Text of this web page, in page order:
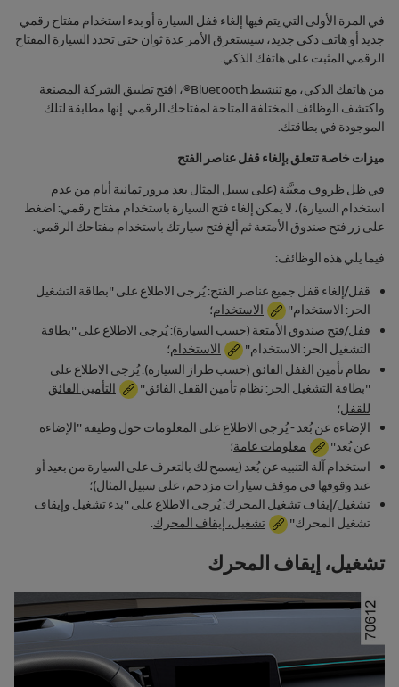
في المرة الأولى التي يتم فيها إلغاء قفل السيارة أو بدء استخدام مفتاح رقمي
جديد أو هاتف ذكي جديد، سيستغرق الأمر عدة ثوان حتى تحدد السيارة المفتاح
الرقمي المثبت على هاتفك الذكي.
من هاتفك الذكي، مع تنشيطBluetooth® ، افتح تطبيق الشركة المصنعة
واكتشف الوظائف المختلفة المتاحة لمفتاحك الرقمي. إنها مطابقة لتلك
الموجودة في بطاقتك.
ميزات خاصة تتعلق بإلغاء قفل عناصر الفتح
في ظل ظروف معيَّنة (على سبيل المثال بعد مرور ثمانية أيام من عدم
استخدام السيارة)، لا يمكن إلغاء فتح السيارة باستخدام مفتاح رقمي: اضغط
على زر فتح صندوق الأمتعة ثم ألغِ فتح سيارتك باستخدام مفتاحك الرقمي.
فيما يلي هذه الوظائف:
قفل/إلغاء قفل جميع عناصر الفتح: يُرجى الاطلاع على "بطاقة التشغيل
الحر: الاستخدام"
الاستخدام؛
قفل/فتح صندوق الأمتعة (حسب السيارة): يُرجى الاطلاع على "بطاقة
التشغيل الحر: الاستخدام"
الاستخدام؛
‏‫نظام تأمين القفل الفائق (حسب طراز السيارة): يُرجى الاطلاع على
"بطاقة التشغيل الحر: ‏‫نظام تأمين القفل الفائق"
التأمين الفائق
للقفل؛
الإضاءة عن بُعد - يُرجى الاطلاع على المعلومات حول وظيفة "الإضاءة
عن بُعد"
معلومات عامة؛
استخدام آلة التنبيه عن بُعد (يسمح لك بالتعرف على السيارة من بعيد أو
عند وقوفها في موقف سيارات مزدحم، على سبيل المثال)؛
تشغيل/إيقاف تشغيل المحرك: يُرجى الاطلاع على "بدء تشغيل وإيقاف
تشغيل المحرك"
تشغيل، إيقاف المحرك
تشغيل، إيقاف المحرك